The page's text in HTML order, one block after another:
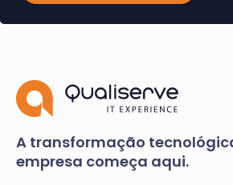
A transformação
empresa começa aqui.